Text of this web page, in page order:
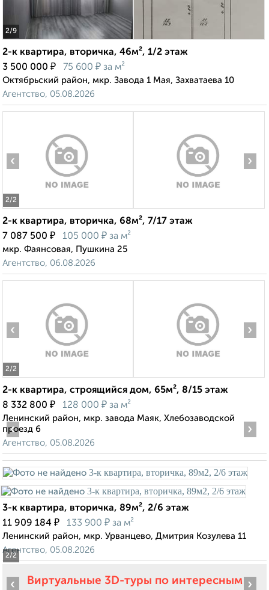
2/9
2-к квартира, вторичка, 46м², 1/2 этаж
3 500 000 ₽ 75 600 ₽ за м²
Октябрьский район, мкр. Завода 1 Мая, Захватаева 10
Агентство, 05.08.2026
2/2
‹ ›
2-к квартира, вторичка, 68м², 7/17 этаж
7 087 500 ₽ 105 000 ₽ за м²
мкр. Фаянсовая, Пушкина 25
Агентство, 06.08.2026
2/2
‹ ›
2-к квартира, строящийся дом, 65м², 8/15 этаж
8 332 800 ₽ 128 000 ₽ за м²
Ленинский район, мкр. завода Маяк, Хлебозаводской
проезд 6
Агентство, 05.08.2026
2/2
‹ ›
3-к квартира, вторичка, 89м², 2/6 этаж
11 909 184 ₽ 133 900 ₽ за м²
Ленинский район, мкр. Урванцево, Дмитрия Козулева 11
Агентство, 05.08.2026
Виртуальные 3D-туры по интересным
‹ ›